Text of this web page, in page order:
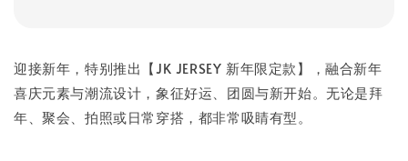
迎接新年，特别推出【JK JERSEY 新年限定款】，融合新年
喜庆元素与潮流设计，象征好运、团圆与新开始。无论是拜
年、聚会、拍照或日常穿搭，都非常吸睛有型。